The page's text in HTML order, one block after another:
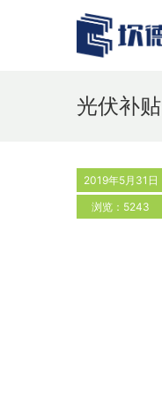
光伏补贴
2019年5月31日
浏览：5243